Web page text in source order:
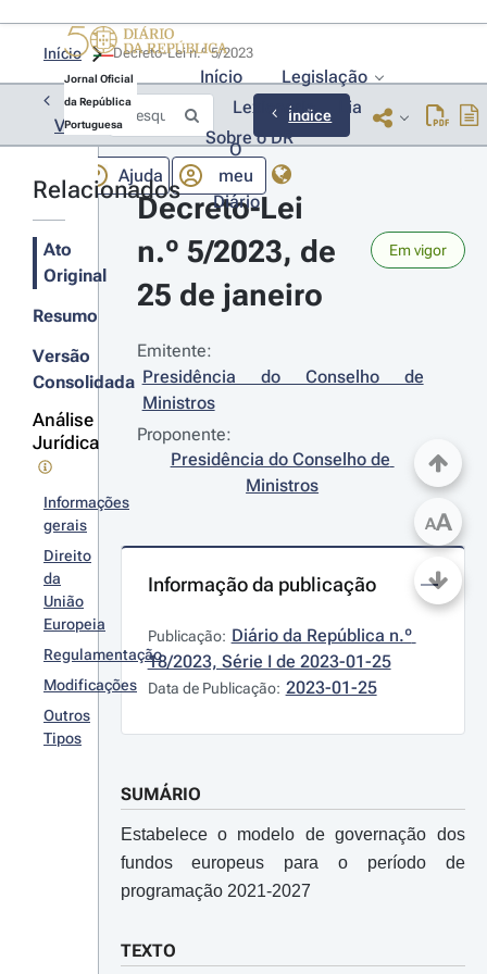
Jornal Oficial
da República
Portuguesa
Início
Legislação
Lexionário
Lia
Sobre o DR
Ajuda
O
meu
Diário
Início
Voltar
Índice
Relacionados
Ato
Original
Resumo
Versão
Consolidada
Análise
Jurídica
Informações
gerais
Direito
da
União
Europeia
Regulamentação
Modificações
Outros
Tipos
Decreto-Lei
n.º 5/2023, de
25 de janeiro
Em vigor
Emitente:
Presidência do Conselho de
Ministros
Proponente:
Presidência do Conselho de
Ministros
Informação da publicação
Publicação: Diário da República n.º
18/2023, Série I de 2023-01-25
Data de Publicação: 2023-01-25
SUMÁRIO
Estabelece o modelo de governação dos
fundos europeus para o período de
programação 2021-2027
TEXTO
AA